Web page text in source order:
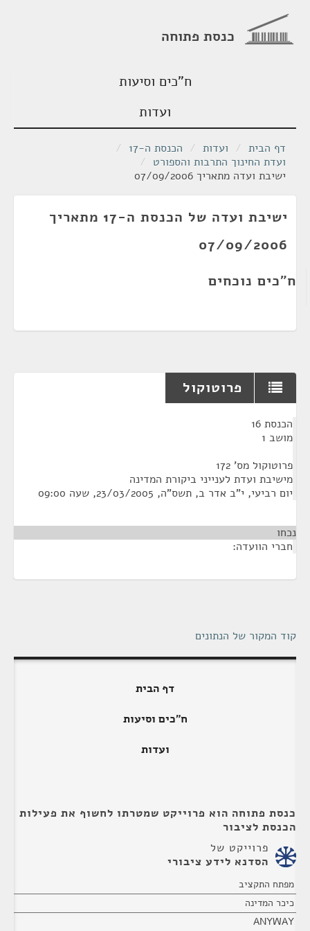
כנסת פתוחה
ח"כים וסיעות
ועדות
דף הבית / ועדות / הכנסת ה-17
/
ועדת החינוך התרבות והספורט /
ישיבת ועדה מתאריך 07/09/2006
ישיבת ועדה של הכנסת ה-17 מתאריך
07/09/2006
ח"כים נוכחים
פרוטוקול
הכנסת 16
מושב 1
פרוטוקול מס' 172
מישיבת ועדת לענייני ביקורת המדינה
יום רביעי, י"ב אדר ב, תשס"ה, 23/03/2005, שעה 09:00
נכחו
חברי הוועדה:
קוד המקור של הנתונים
דף הבית
ח"כים וסיעות
ועדות
כנסת פתוחה הוא פרוייקט שמטרתו לחשוף את פעילות
הכנסת לציבור
פרוייקט של
הסדנא לידע ציבורי
מפתח התקציב
כיכר המדינה
ANYWAY